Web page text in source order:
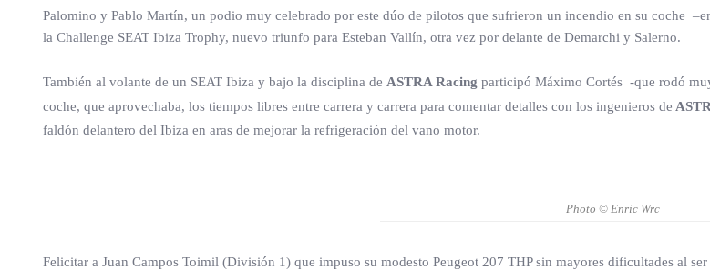
Palomino y Pablo Martín, un podio muy celebrado por este dúo de pilotos que sufrieron un incendio en su coche
la Challenge SEAT Ibiza Trophy, nuevo triunfo para Esteban Vallín, otra vez por delante de Demarchi y Salerno.
También al volante de un SEAT Ibiza y bajo la disciplina de ASTRA Racing participó Máximo Cortés -que rodó
coche, que aprovechaba, los tiempos libres entre carrera y carrera para comentar detalles con los ingenieros de
faldón delantero del Ibiza en aras de mejorar la refrigeración del vano motor.
Photo © Enric Wrc
Felicitar a Juan Campos Toimil (División 1) que impuso su modesto Peugeot 207 THP sin mayores dificultades al